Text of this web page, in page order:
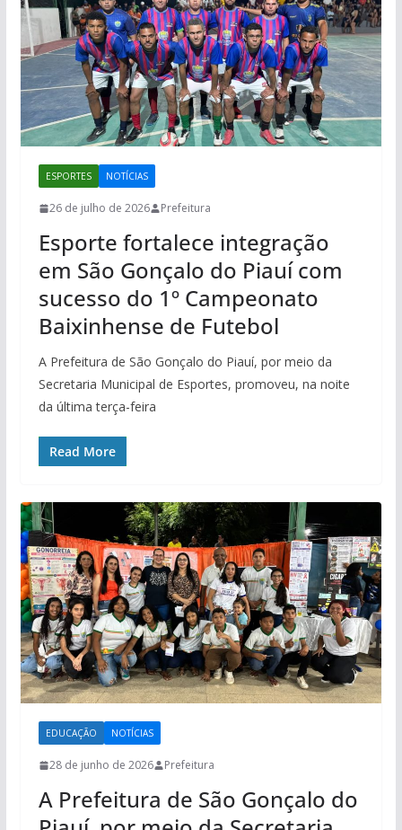
ESPORTES NOTÍCIAS
26 de julho de 2026 Prefeitura
Esporte fortalece integração
em São Gonçalo do Piauí com
sucesso do 1º Campeonato
Baixinhense de Futebol
A Prefeitura de São Gonçalo do Piauí, por meio da
Secretaria Municipal de Esportes, promoveu, na noite
da última terça-feira
Read More
EDUCAÇÃO NOTÍCIAS
28 de junho de 2026 Prefeitura
A Prefeitura de São Gonçalo do